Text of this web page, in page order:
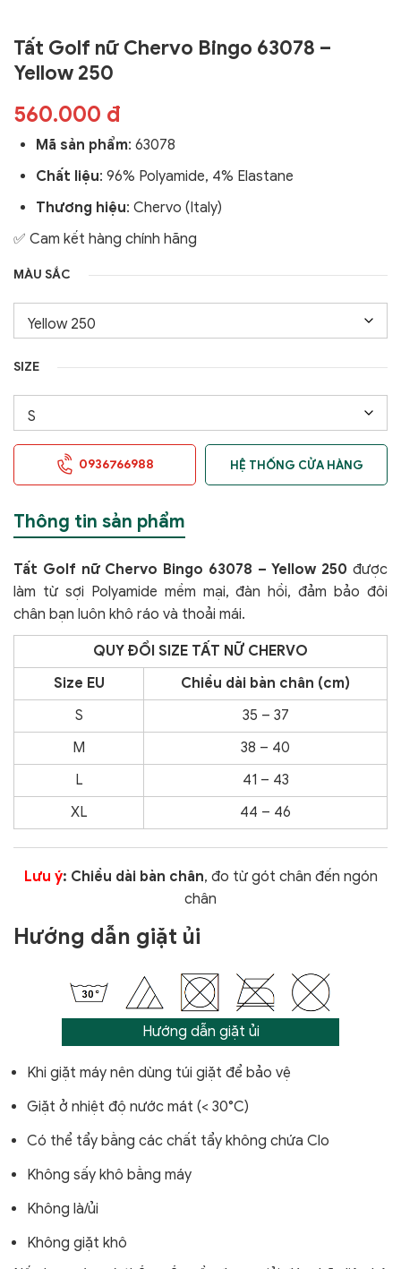
Tất Golf nữ Chervo Bingo 63078 –
Yellow 250
560.000 đ
Mã sản phẩm: 63078
Chất liệu: 96% Polyamide, 4% Elastane
Thương hiệu: Chervo (Italy)
✅ Cam kết hàng chính hãng
MÀU SẮC
SIZE
0936766988 HỆ THỐNG CỬA HÀNG
Thông tin sản phẩm
Tất Golf nữ Chervo Bingo 63078 – Yellow 250 được
làm từ sợi Polyamide mềm mại, đàn hồi, đảm bảo đôi
chân bạn luôn khô ráo và thoải mái.
QUY ĐỔI SIZE TẤT NỮ CHERVO
Size EU
Chiều dài bàn chân (cm)
S
35 – 37
M
38 – 40
L
41 – 43
XL
44 – 46
Lưu ý: Chiều dài bàn chân, đo từ gót chân đến ngón
chân
Hướng dẫn giặt ủi
Hướng dẫn giặt ủi
Khi giặt máy nên dùng túi giặt để bảo vệ
Giặt ở nhiệt độ nước mát (< 30°C)
Có thể tẩy bằng các chất tẩy không chứa Clo
Không sấy khô bằng máy
Không là/ủi
Không giặt khô